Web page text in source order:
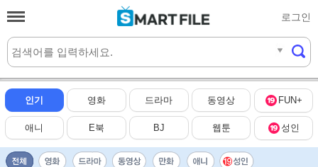
로그인
실시간HOT
인기 영화 드라마 동영상 FUN+
애니 E북 BJ 웹툰 성인